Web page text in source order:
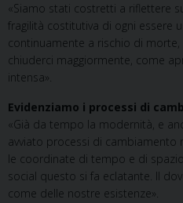
«Siamo stati costretti a riflettere
fragilità costitutiva di ogni essere
continuamente a rischio di
chiuderci maggiormente, come
intensa».
Evidenziamo i processi di
«Già da tempo la modernità, e
avviato processi di
le coordinate di tempo e di
social questo si fa eclatante. Il
come delle nostre esistenze».